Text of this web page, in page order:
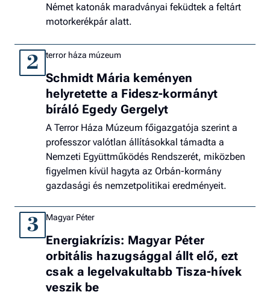
Német katonák maradványai feküdtek a feltárt
motorkerékpár alatt.
2 terror háza múzeum
Schmidt Mária keményen
helyretette a Fidesz-kormányt
bíráló Egedy Gergelyt
A Terror Háza Múzeum főigazgatója szerint a
professzor valótlan állításokkal támadta a
Nemzeti Együttműködés Rendszerét, miközben
figyelmen kívül hagyta az Orbán-kormány
gazdasági és nemzetpolitikai eredményeit.
3 Magyar Péter
Energiakrízis: Magyar Péter
orbitális hazugsággal állt elő, ezt
csak a legelvakultabb Tisza-hívek
veszik be